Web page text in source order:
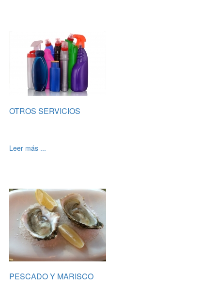
OTROS SERVICIOS
Leer más ...
PESCADO Y MARISCO